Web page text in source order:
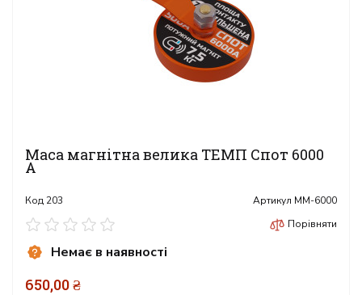
Маса магнітна велика ТЕМП Спот 6000
А
Код 203 Артикул ММ-6000
Порівняти
Немає в наявності
650,00 ₴